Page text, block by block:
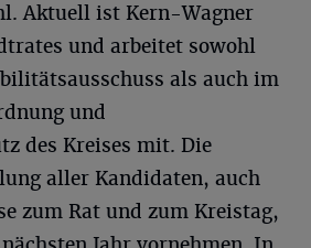
Aktuell ist Kern-Wagner
und arbeitet sowohl
als auch im
und
des Kreises mit. Die
aller Kandidaten, auch
zum Rat und zum Kreistag,